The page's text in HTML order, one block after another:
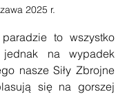
2025 r.
to wszystko
na wypadek
nasze Siły Zbrojne
się na gorszej